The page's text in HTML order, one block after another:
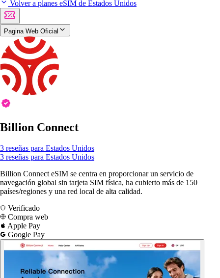
Volver a planes eSIM de Estados Unidos
Pagina Web Oficial
Billion Connect
3 reseñas para Estados Unidos
3 reseñas para Estados Unidos
Billion Connect eSIM se centra en proporcionar un servicio de
navegación global sin tarjeta SIM física, ha cubierto más de 150
países/regiones y una red local de alta calidad.
Verificado
Compra web
Apple Pay
Google Pay